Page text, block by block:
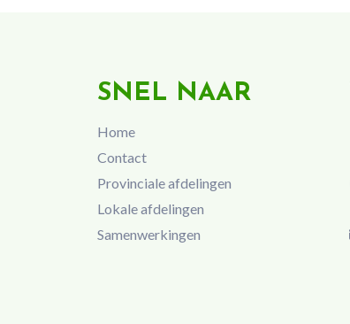
SNEL NAAR
Home
Contact
Provinciale afdelingen
Lokale afdelingen
Samenwerkingen